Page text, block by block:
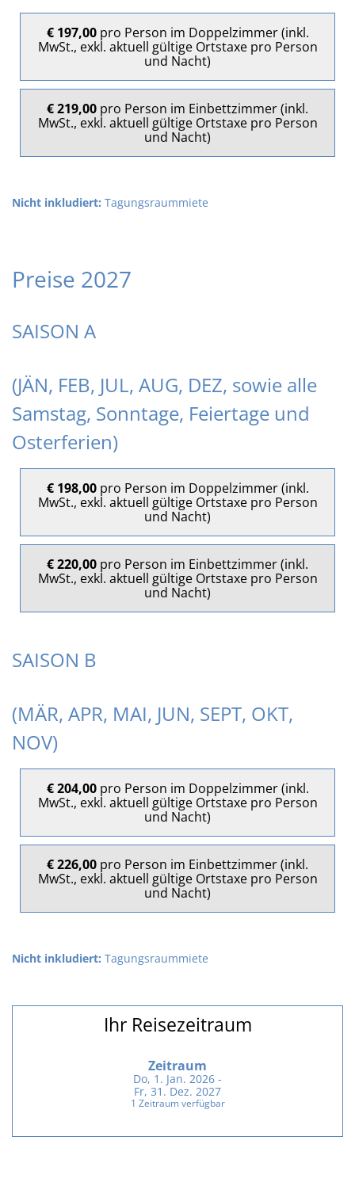
€ 197,00pro Person im Doppelzimmer (inkl.
MwSt., exkl. aktuell gültige Ortstaxe pro Person
und Nacht)
€ 219,00 pro Person im Einbettzimmer (inkl.
MwSt., exkl. aktuell gültige Ortstaxe pro Person
und Nacht)
Nicht inkludiert: Tagungsraummiete
Preise 2027
SAISON A
(JÄN, FEB, JUL, AUG, DEZ, sowie alle
Samstag, Sonntage, Feiertage und
Osterferien)
€ 198,00pro Person im Doppelzimmer (inkl.
MwSt., exkl. aktuell gültige Ortstaxe pro Person
und Nacht)
€ 220,00 pro Person im Einbettzimmer (inkl.
MwSt., exkl. aktuell gültige Ortstaxe pro Person
und Nacht)
SAISON B
(MÄR, APR, MAI, JUN, SEPT, OKT,
NOV)
€ 204,00pro Person im Doppelzimmer (inkl.
MwSt., exkl. aktuell gültige Ortstaxe pro Person
und Nacht)
€ 226,00 pro Person im Einbettzimmer (inkl.
MwSt., exkl. aktuell gültige Ortstaxe pro Person
und Nacht)
Nicht inkludiert: Tagungsraummiete
Ihr Reisezeitraum
Zeitraum
Do, 1. Jan. 2026 -
Fr, 31. Dez. 2027
1 Zeitraum verfügbar